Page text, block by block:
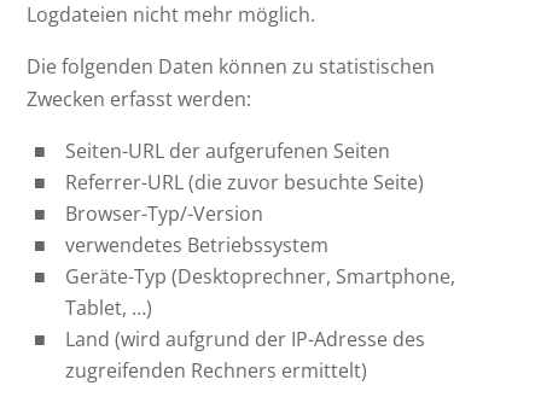
Logdateien nicht mehr möglich.
Die folgenden Daten können zu statistischen
Zwecken erfasst werden:
Seiten-URL der aufgerufenen Seiten
Referrer-URL (die zuvor besuchte Seite)
Browser-Typ/-Version
verwendetes Betriebssystem
Geräte-Typ (Desktoprechner, Smartphone,
Tablet, …)
Land (wird aufgrund der IP-Adresse des
zugreifenden Rechners ermittelt)